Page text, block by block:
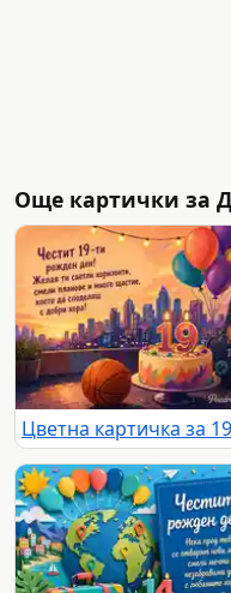
Още картички за